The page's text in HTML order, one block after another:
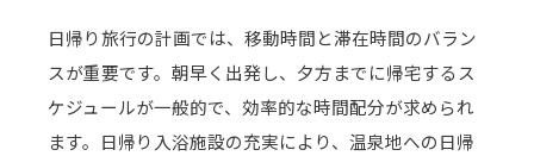
日帰り旅行の計画では、移動時間と滞在時間のバラン
スが重要です。朝早く出発し、夕方までに帰宅するス
ケジュールが一般的で、効率的な時間配分が求められ
ます。日帰り入浴施設の充実により、温泉地への日帰